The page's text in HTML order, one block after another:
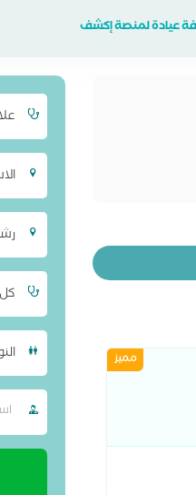
عيادة لمنصة إكشف
مميز